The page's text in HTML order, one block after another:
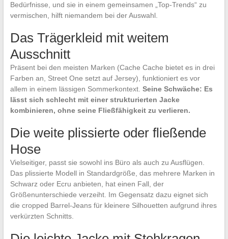
Bedürfnisse, und sie in einem gemeinsamen „Top-Trends“ zu
vermischen, hilft niemandem bei der Auswahl.
Das Trägerkleid mit weitem
Ausschnitt
Präsent bei den meisten Marken (Cache Cache bietet es in drei
Farben an, Street One setzt auf Jersey), funktioniert es vor
allem in einem lässigen Sommerkontext. Seine Schwäche: Es
lässt sich schlecht mit einer strukturierten Jacke
kombinieren, ohne seine Fließfähigkeit zu verlieren.
Die weite plissierte oder fließende
Hose
Vielseitiger, passt sie sowohl ins Büro als auch zu Ausflügen.
Das plissierte Modell in Standardgröße, das mehrere Marken in
Schwarz oder Ecru anbieten, hat einen Fall, der
Größenunterschiede verzeiht. Im Gegensatz dazu eignet sich
die cropped Barrel-Jeans für kleinere Silhouetten aufgrund ihres
verkürzten Schnitts.